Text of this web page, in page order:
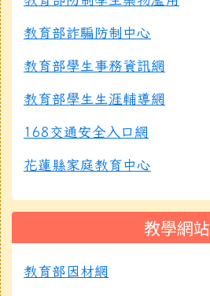
教育部詐騙防制中心
教育部學生事務資訊網
教育部學生生涯輔導網
168交通安全入口網
花蓮縣家庭教育中心
教學網站
教育部因材網